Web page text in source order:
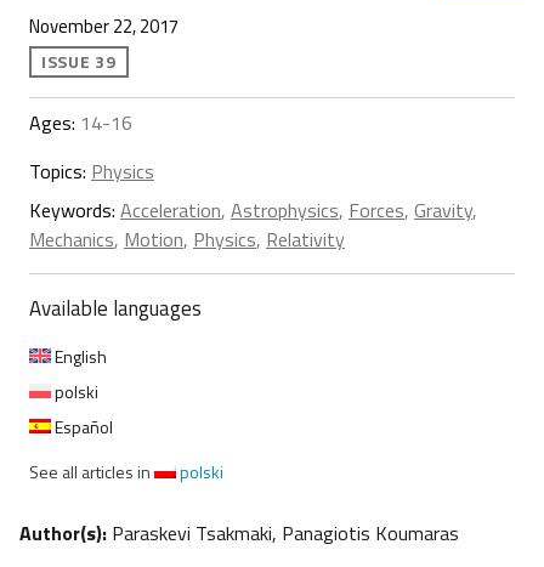
November 22, 2017
ISSUE 39
Ages: 14-16
Topics: Physics
Keywords: Acceleration, Astrophysics, Forces, Gravity,
Mechanics, Motion, Physics, Relativity
Available languages
English
polski
Español
See all articles in
polski
Author(s): Paraskevi Tsakmaki, Panagiotis Koumaras